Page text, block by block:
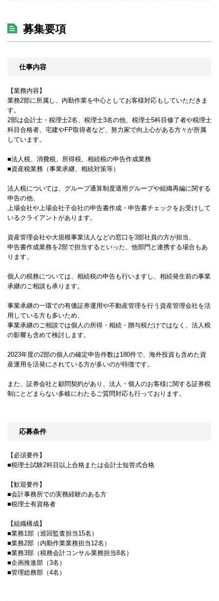
募集要項
仕事内容
【業務内容】
業務2部に所属し、内勤作業を中心としてお客様対応もしていただきま
す。
2部は会計士・税理士2名、税理士3名の他、税理士5科目修了者や税理士
科目合格者、宅建やFP取得者など、努力家で向上心がある方々が所属
しています。
■法人税、消費税、所得税、相続税の申告作成業務
■資産税業務（事業承継、相続対策等）
法人税については、グループ通算制度適用グループや組織再編に関する
申告の他、
上場会社や上場会社子会社の申告書作成・申告書チェックをお受けして
いるクライアントがあります。
資産管理会社や大規模事業法人などの窓口を3部社員の方が担当、
申告書作成業務を2部で担当するといった、他部門と連携する場合もあ
ります。
個人の税務については、相続税の申告も行いますし、相続発生前の事業
承継のご相談も承ります。
事業承継の一環での有価証券運用や不動産管理を行う資産管理会社を活
用している方も多いため、
事業承継のご相談では個人の所得・相続・贈与税だけではなく、法人税
の影響も含めて検討します。
2023年度の2部の個人の確定申告件数は180件で、海外投資も含めた資
産運用を活発にされている方が多いのが特徴です。
また、証券会社と顧問契約があり、法人・個人のお客様に関する証券税
制にとどまらない多岐にわたるご質問対応も行っております。
応募条件
【必須要件】
■税理士試験2科目以上合格または会計士短答式合格
【歓迎要件】
■会計事務所での実務経験のある方
■税理士有資格者
【組織構成】
■業務1部（巡回監査担当15名）
■業務2部（内勤作業業務担当12名）
■業務3部（税務会計コンサル業務担当8名）
■企画推進部（3名）
■管理総務部（4名）